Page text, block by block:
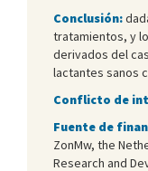
Conclusión:
tratamientos, y
derivados del
lactantes sanos
Conflicto de
Fuente de
ZonMw, the
Research and